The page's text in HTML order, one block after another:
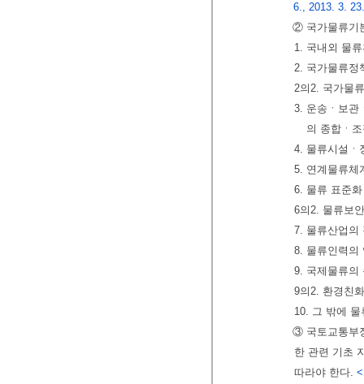
6., 2013. 3.
② 국가물류기
1. 국내외 물
2. 국가물류정
2의2. 국가물
3. 운송ㆍ보관
의 종합ㆍ
4. 물류시설ㆍ
5. 연계물류체
6. 물류 표준
6의2. 물류보
7. 물류산업의
8. 물류인력의
9. 국제물류의
9의2. 환경친
10. 그 밖에
③ 국토교통부
한 관련 기초
따라야 한다.